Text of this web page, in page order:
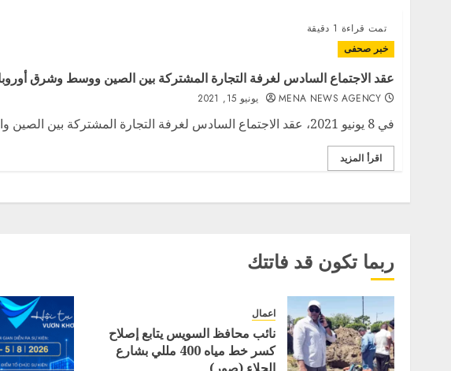
تمت قراءة 1 دقيقة
خبر صحفى
عقد الاجتماع السادس لغرفة التجارة المشتركة بين الصين ووسط وشرق
MENA NEWS AGENCY يونيو 15, 2021
في 8 يونيو 2021، عقد الاجتماع السادس لغرفة التجارة المشتركة بين الصين والوسطى وأوروبا...
اقرأ المزيد
ربما تكون قد فاتتك
اعمال
نائب محافظ السويس يتابع إصلاح
كسر خط مياه 400 مللي بشارع